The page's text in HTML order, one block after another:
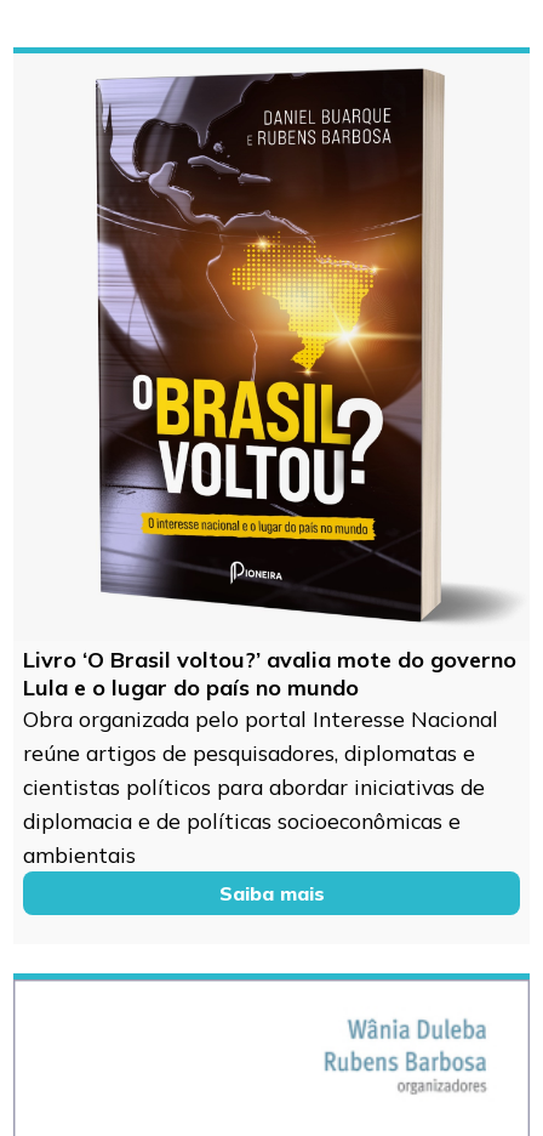
Livro ‘O Brasil voltou?’ avalia mote do governo
Lula e o lugar do país no mundo
Obra organizada pelo portal Interesse Nacional
reúne artigos de pesquisadores, diplomatas e
cientistas políticos para abordar iniciativas de
diplomacia e de políticas socioeconômicas e
ambientais
Saiba mais